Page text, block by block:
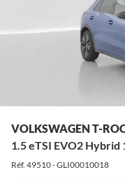
VOLKSWAGEN T-
1.5 eTSI EVO2 Hybrid
Réf. 49510 - GLI00010018